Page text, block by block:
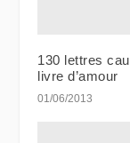
130 lettres
livre d’amour
01/06/2013